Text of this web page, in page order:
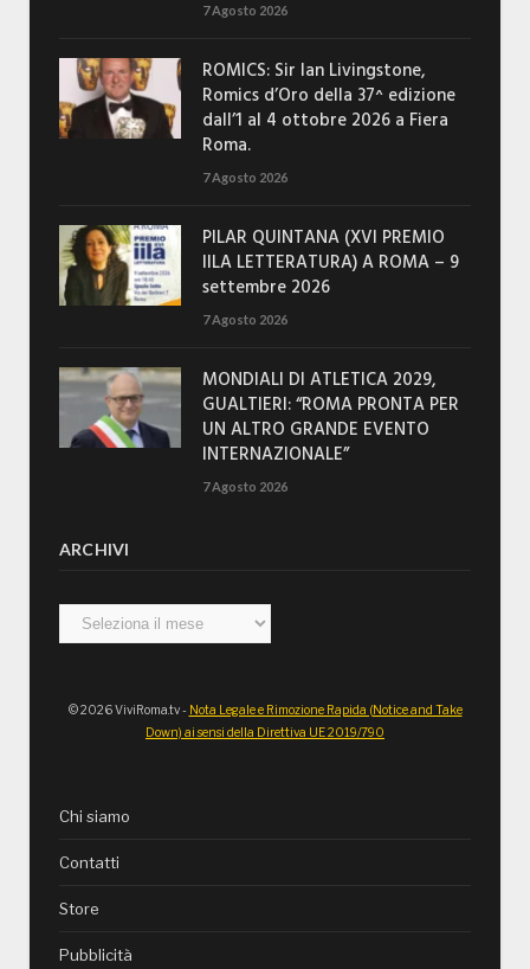
7 Agosto 2026
ROMICS: Sir Ian Livingstone,
Romics d’Oro della 37^ edizione
dall’1 al 4 ottobre 2026 a Fiera
Roma.
7 Agosto 2026
PILAR QUINTANA (XVI PREMIO
IILA LETTERATURA) A ROMA – 9
settembre 2026
7 Agosto 2026
MONDIALI DI ATLETICA 2029,
GUALTIERI: “ROMA PRONTA PER
UN ALTRO GRANDE EVENTO
INTERNAZIONALE”
7 Agosto 2026
ARCHIVI
Archivi
© 2026 ViviRoma.tv - Nota Legale e Rimozione Rapida (Notice and Take
Down) ai sensi della Direttiva UE 2019/790
Chi siamo
Contatti
Store
Pubblicità